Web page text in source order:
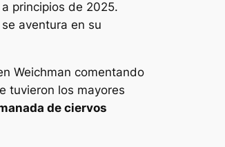
principios de 2025.
aventura en su
Weichman comentando
tuvieron los mayores
de ciervos